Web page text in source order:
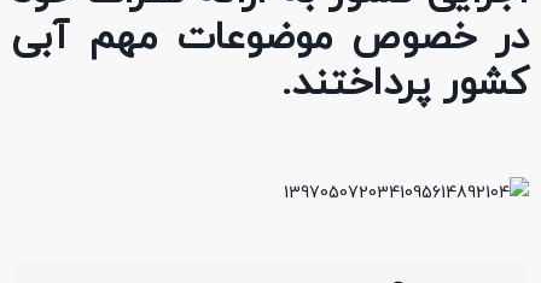
در خصوص موضوعات مهم آبی
کشور پرداختند.